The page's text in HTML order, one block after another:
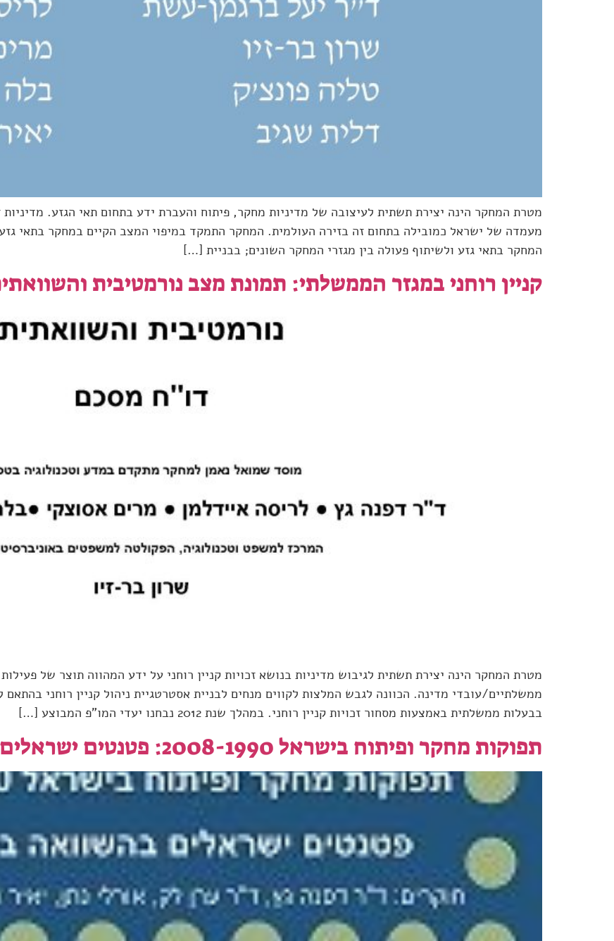
מטרת המחקר הינה יצירת תשתית לעיצובה של מדיניות מחקר, פיתוח והעברת ידע בתחום תאי הגזע.
מעמדה של ישראל כמובילה בתחום זה בזירה העולמית. המחקר התמקד במיפוי המצב הקיים במחקר בתאי
המחקר בתאי גזע ולשיתוף פעולה בין מגזרי המחקר השונים; בבניית […]
קניין רוחני במגזר הממשלתי: תמונת מצב נורמטיבית
מטרת המחקר הינה יצירת תשתית לגיבוש מדיניות בנושא זכויות קניין רוחני על ידע המהווה תוצר של
ממשלתיים/עובדי מדינה. הכוונה לגבש המלצות לקווים מנחים לבניית אסטרטגיית ניהול קניין רוחני
בבעלות ממשלתית באמצעות מסחור זכויות קניין רוחני. במהלך שנת 2012 נבחנו יעדי המו"פ המבוצע […]
תפוקות מחקר ופיתוח בישראל 2008-1990: פטנטים ישראלים בהשוואה בינלאומית